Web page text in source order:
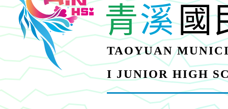
青溪國
TAOYUAN
I JUNIOR HIGH